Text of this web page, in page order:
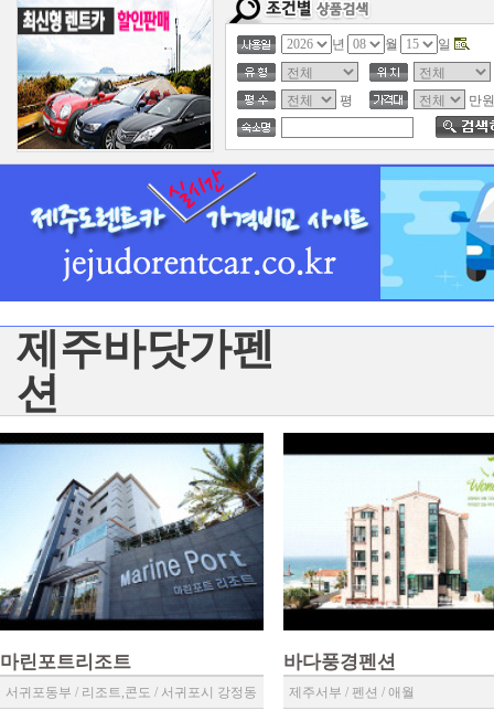
년 월 일
평 만
제주바닷가펜
션
마린포트리조트
서귀포동부 / 리조트,콘도 / 서귀포시 강정동
바다풍경펜션
제주서부 / 펜션 / 애월